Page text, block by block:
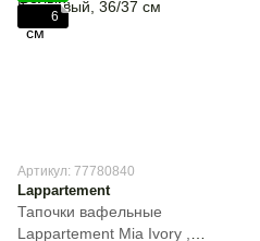
6
Артикул: 77780840
Lappartement
Тапочки вафельные
Lappartement Mia Ivory ,